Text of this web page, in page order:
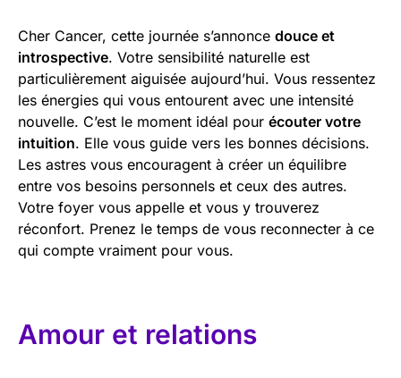
Cher Cancer, cette journée s’annonce douce et
introspective. Votre sensibilité naturelle est
particulièrement aiguisée aujourd’hui. Vous ressentez
les énergies qui vous entourent avec une intensité
nouvelle. C’est le moment idéal pour écouter votre
intuition. Elle vous guide vers les bonnes décisions.
Les astres vous encouragent à créer un équilibre
entre vos besoins personnels et ceux des autres.
Votre foyer vous appelle et vous y trouverez
réconfort. Prenez le temps de vous reconnecter à ce
qui compte vraiment pour vous.
Amour et relations